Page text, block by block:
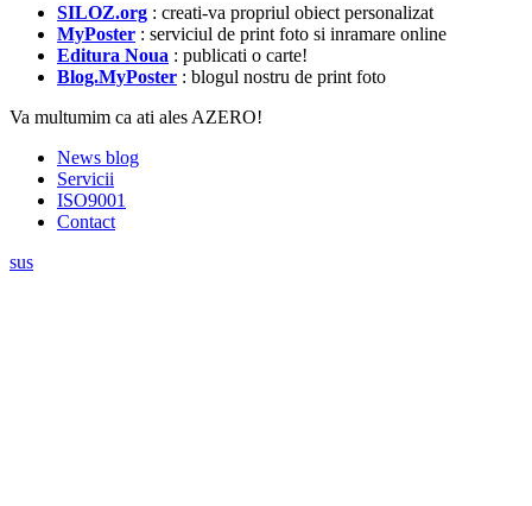
SILOZ.org : creati-va propriul obiect personalizat
MyPoster : serviciul de print foto si inramare online
Editura Noua : publicati o carte!
Blog.MyPoster : blogul nostru de print foto
Va multumim ca ati ales AZERO!
News blog
Servicii
ISO9001
Contact
sus